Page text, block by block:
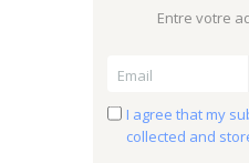
Entre votre
I agree that my
collected and